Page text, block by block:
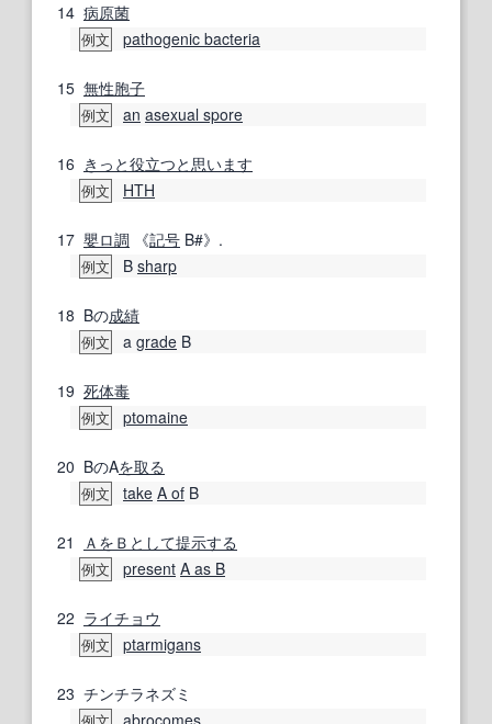
14 病原菌
例文 pathogenic bacteria
15 無性胞子
例文 an asexual spore
16 きっと役立つと思います
例文 HTH
17 嬰ロ調 《記号 B#》.
例文 B sharp
18 Bの成績
例文 a grade B
19 死体毒
例文 ptomaine
20 BのAを取る
例文 take A of B
21 ＡをＢとして提示する
例文 present A as B
22 ライチョウ
例文 ptarmigans
23 チンチラネズミ